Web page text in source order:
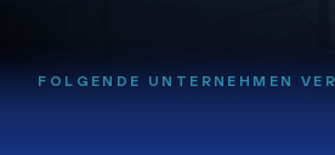
FOLGENDE UNTERNEHMEN